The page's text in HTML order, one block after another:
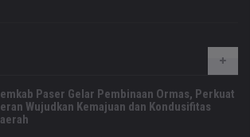
Paser Gelar Pembinaan Ormas, Perkuat
Wujudkan Kemajuan dan Kondusifitas